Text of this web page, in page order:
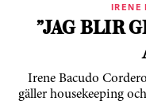
IRENE
”JAG BLIR
Irene Bacudo
gäller housekeeping